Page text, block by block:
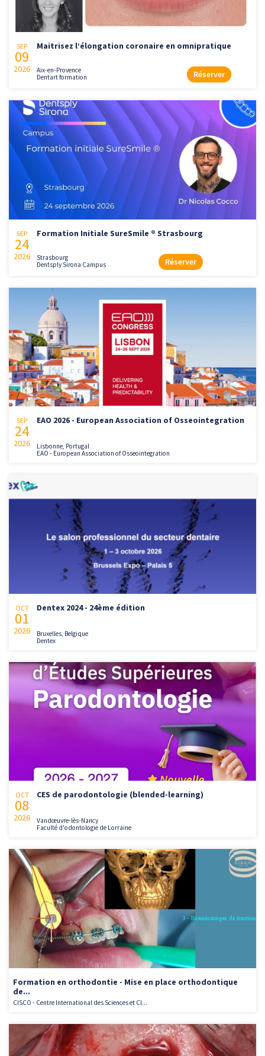
SEP
09
2026
Maitrisez l’élongation coronaire en omnipratique
Aix-en-Provence
Dentart formation
Réserver
SEP
24
2026
Formation Initiale SureSmile ® Strasbourg
Strasbourg
Dentsply Sirona Campus
Réserver
SEP
24
2026
EAO 2026 - European Association of Osseointegration
Lisbonne, Portugal
EAO - European Association of Osseointegration
OCT
01
2026
Dentex 2024 - 24ème édition
Bruxelles, Belgique
Dentex
OCT
08
2026
CES de parodontologie (blended-learning)
Vandœuvre-lès-Nancy
Faculté d'odontologie de Lorraine
Formation en orthodontie - Mise en place orthodontique
de...
CISCO - Centre International des Sciences et Cl...